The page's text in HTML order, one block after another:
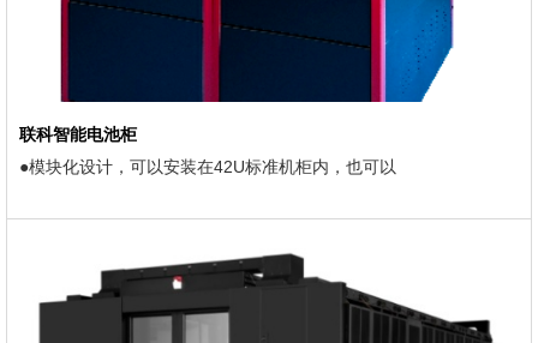
联科智能电池柜
●模块化设计，可以安装在42U标准机柜内，也可以